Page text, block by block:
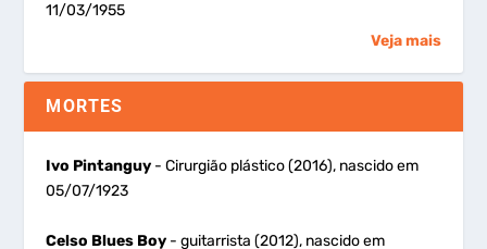
11/03/1955
Veja mais
MORTES
Ivo Pintanguy - Cirurgião plástico (2016), nascido em
05/07/1923
Celso Blues Boy - guitarrista (2012), nascido em